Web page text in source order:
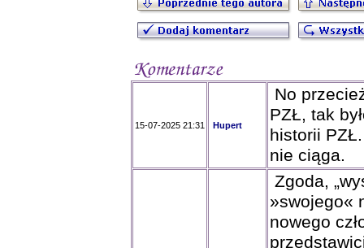
15-07-2025 21:31 Hupert
No
PZŁ, tak
historii
nie ciąga.
Zgoda,
»swojego«
nowego